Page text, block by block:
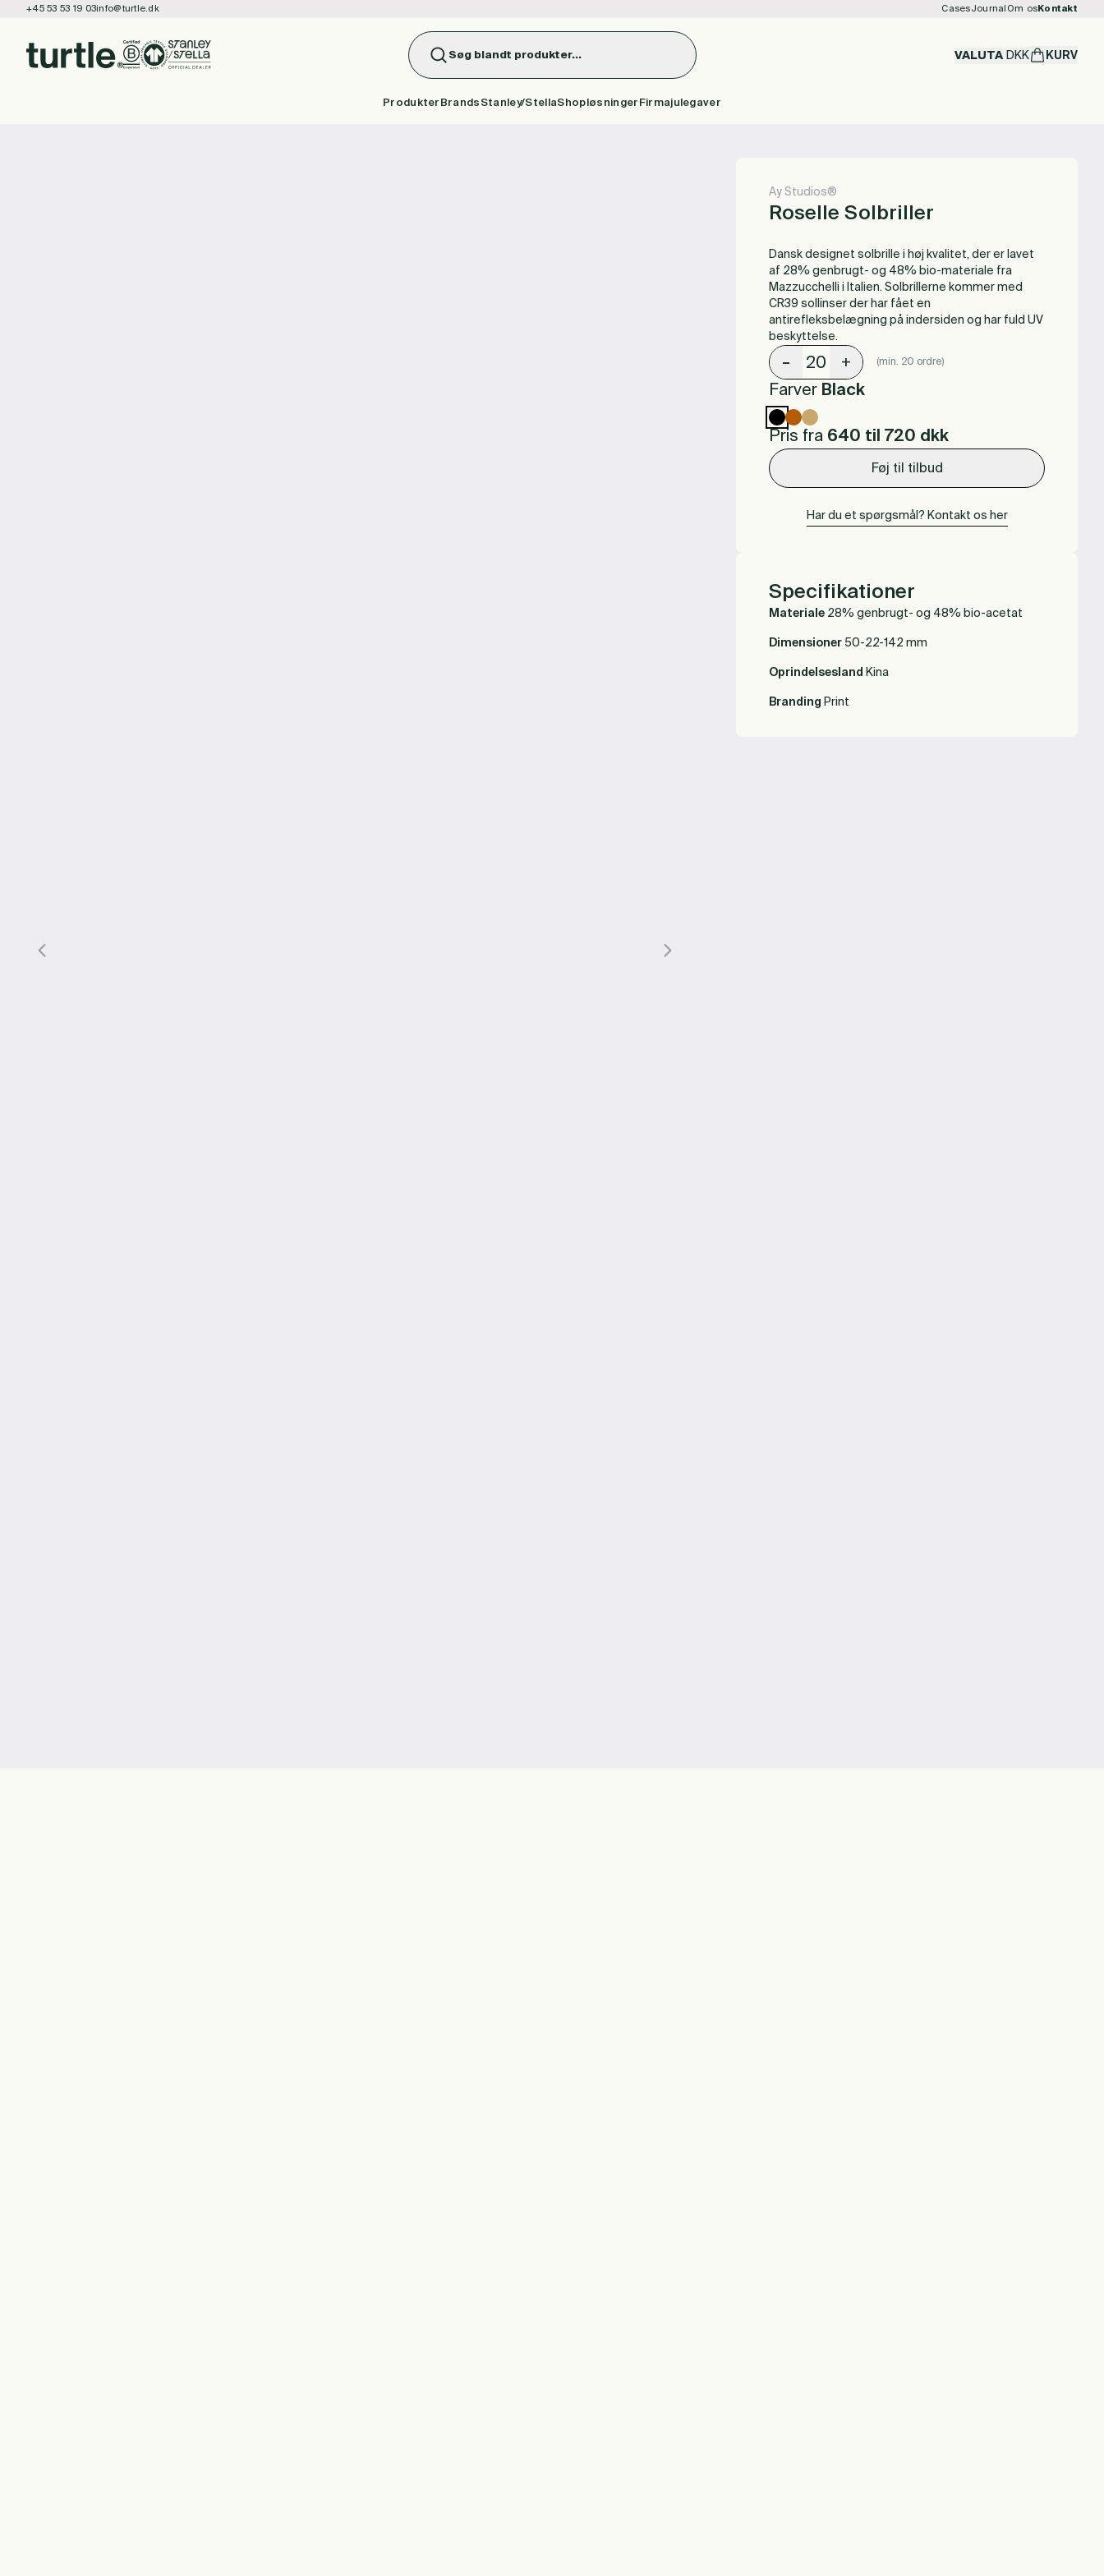
+45 53 53 19 03info@turtle.dk CasesJournal Om osKontakt
Søg blandt produkter... VALUTA DKK KURV
Produkter Brands Stanley/StellaShopløsninger Firmajulegaver
Ay Studios®
Roselle Solbriller
Dansk designet solbrille i høj kvalitet, der er lavet
af 28% genbrugt- og 48% bio-materiale fra
Mazzucchelli i Italien. Solbrillerne kommer med
CR39 sollinser der har fået en
antirefleksbelægning på indersiden og har fuld UV
beskyttelse.
- + (min. 20 ordre)
Farver Black
Pris fra 640 til 720 dkk
Føj til tilbud
Har du et spørgsmål? Kontakt os her
Specifikationer
Materiale 28% genbrugt- og 48% bio-acetat
Dimensioner 50-22-142 mm
Oprindelsesland Kina
Branding Print